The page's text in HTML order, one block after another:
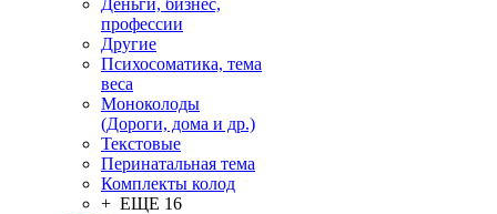
Деньги, бизнес,
профессии
Другие
Психосоматика, тема
веса
Моноколоды
(Дороги, дома и др.)
Текстовые
Перинатальная тема
Комплекты колод
+ ЕЩЕ 16